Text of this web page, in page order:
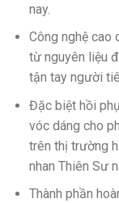
nay.
Công nghệ
từ nguyên liệu
tận tay người
Đặc biệt hồi
vóc dáng cho
trên thị trường
nhan Thiên Sư
Thành phần